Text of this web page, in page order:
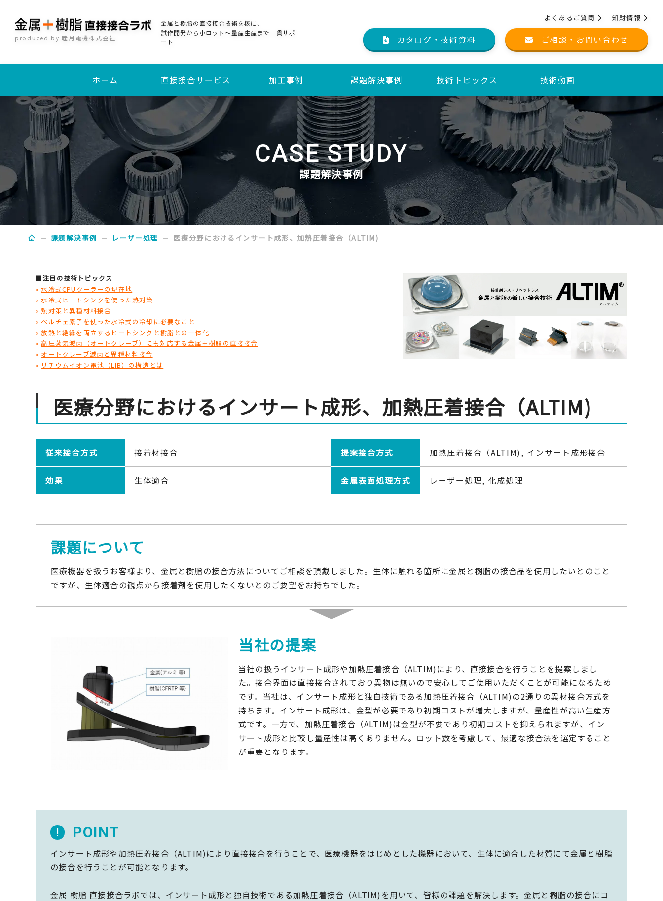
produced by 睦月電機株式会社
金属と樹脂の直接接合技術を核に、
試作開発から小ロット～量産生産まで一貫サポ
ート
知財情報
よくあるご質問
カタログ・技術資料 ご相談・お問い合わせ
ホーム 直接接合サービス
加熱圧着直接接合サービス
インサート成形接合サービス
加工事例 課題解決事例 技術トピックス 技術動画
CASE STUDY
課題解決事例
課題解決事例 レーザー処理 医療分野におけるインサート成形、加熱圧着接合（ALTIM)
■注目の技術トピックス
»水冷式CPUクーラーの現在地
»水冷式ヒートシンクを使った熱対策
»熱対策と異種材料接合
»ペルチェ素子を使った水冷式の冷却に必要なこと
»放熱と絶縁を両立するヒートシンクと樹脂との一体化
»高圧蒸気滅菌（オートクレーブ）にも対応する金属＋樹脂の直接接合
» オートクレーブ滅菌と異種材料接合
» リチウムイオン電池（LIB）の構造とは
医療分野におけるインサート成形、加熱圧着接合（ALTIM)
従来接合方式 接着材接合 提案接合方式 加熱圧着接合（ALTIM), インサート成形接合
効果 生体適合 金属表面処理方式 レーザー処理, 化成処理
課題について
医療機器を扱うお客様より、金属と樹脂の接合方法についてご相談を頂戴しました。生体に触れる箇所に金属と樹脂の接合品を使用したいとのこと
ですが、生体適合の観点から接着剤を使用したくないとのご要望をお持ちでした。
当社の提案
当社の扱うインサート成形や加熱圧着接合（ALTIM)により、直接接合を行うことを提案しまし
た。接合界面は直接接合されており異物は無いので安心してご使用いただくことが可能になるため
です。当社は、インサート成形と独自技術である加熱圧着接合（ALTIM)の2通りの異材接合方式を
持ちます。インサート成形は、金型が必要であり初期コストが増大しますが、量産性が高い生産方
式です。一方で、加熱圧着接合（ALTIM)は金型が不要であり初期コストを抑えられますが、イン
サート成形と比較し量産性は高くありません。ロット数を考慮して、最適な接合法を選定すること
が重要となります。
! POINT
インサート成形や加熱圧着接合（ALTIM)により直接接合を行うことで、医療機器をはじめとした機器において、生体に適合した材質にて金属と樹脂
の接合を行うことが可能となります。
金属 樹脂 直接接合ラボでは、インサート成形と独自技術である加熱圧着接合（ALTIM)を用いて、皆様の課題を解決します。金属と樹脂の接合にコ